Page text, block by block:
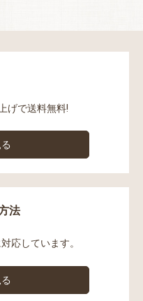
げで送料無料!
法
応しています。